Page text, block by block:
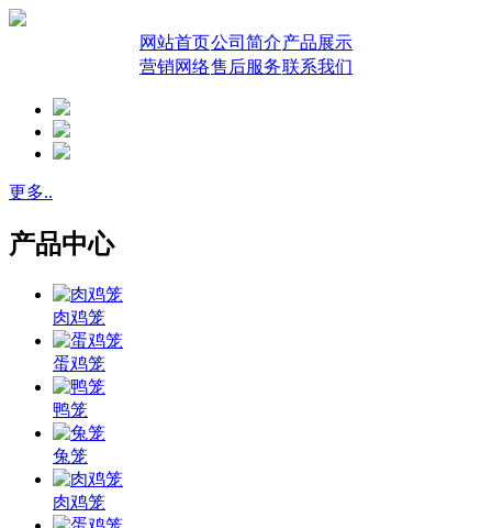
网站首页公司简介产品展示
营销网络售后服务联系我们
更多..
产品中心
肉鸡笼
蛋鸡笼
鸭笼
兔笼
肉鸡笼